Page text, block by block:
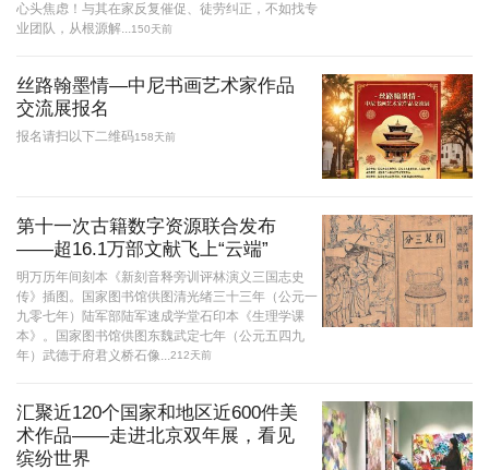
心头焦虑！与其在家反复催促、徒劳纠正，不如找专
业团队，从根源解...150天前
丝路翰墨情—中尼书画艺术家作品
交流展报名
报名请扫以下二维码158天前
第十一次古籍数字资源联合发布
——超16.1万部文献飞上“云端”
明万历年间刻本《新刻音释旁训评林演义三国志史
传》插图。国家图书馆供图清光绪三十三年（公元一
九零七年）陆军部陆军速成学堂石印本《生理学课
本》。国家图书馆供图东魏武定七年（公元五四九
年）武德于府君义桥石像...
212天前
汇聚近120个国家和地区近600件美
术作品——走进北京双年展，看见
缤纷世界